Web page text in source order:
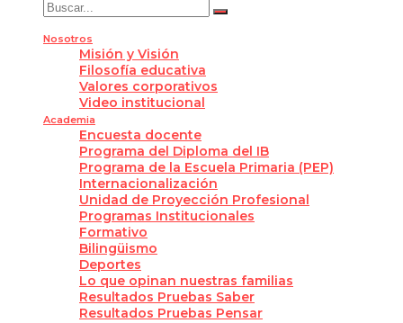
Nosotros
Misión y Visión
Filosofía educativa
Valores corporativos
Video institucional
Academia
Encuesta docente
Programa del Diploma del IB
Programa de la Escuela Primaria (PEP)
Internacionalización
Unidad de Proyección Profesional
Programas Institucionales
Formativo
Bilingüismo
Deportes
Lo que opinan nuestras familias
Resultados Pruebas Saber
Resultados Pruebas Pensar